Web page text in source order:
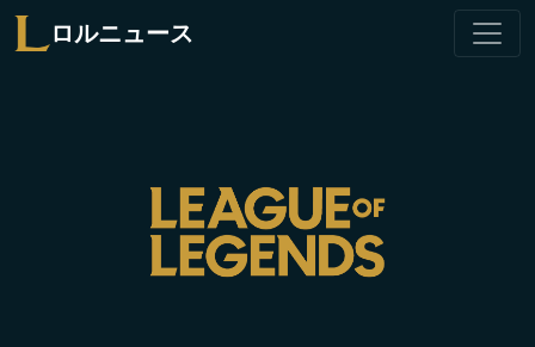
ロルニュース